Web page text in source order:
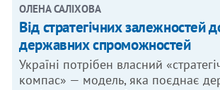
ОЛЕНА САЛІХОВА
Від стратегічних залежностей
державних спроможностей
Україні потрібен власний
компас» — модель, яка поєднає